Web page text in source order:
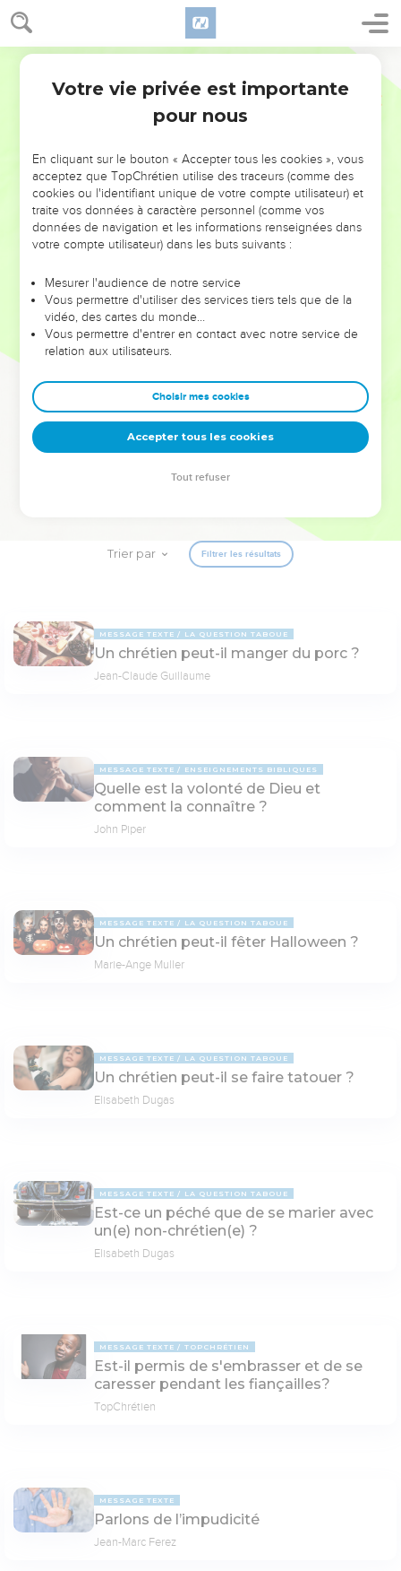
NE MANQUEZ PAS L’ÉVÉNEMENT
DE L’ANNÉE !
ET SI LEURS ERREURS POUVAIENT VOUS ÉVITER LES
VOTRES ?
leur foi ou leur vision. Mais on voit moins les doutes, les erreurs
et les saisons difficiles qu'ils ont traversés, alors même que ce
sont elles qui les ont façonnés.
Dans cette conférence, leaders, entrepreneurs, et responsables
clés pour avancer avec plus de sagesse afin que leurs erreurs
deviennent vos tremplins. Que vous guidiez un ministère, une
équipe, un groupe ou une famille, leur expérience est faite
pour vous.
Trier par Filtrer les résultats
MESSAGE TEXTE LA QUESTION TABOUE
Un chrétien peut-il manger du porc ?
Jean-Claude Guillaume
MESSAGE TEXTE ENSEIGNEMENTS BIBLIQUES
Quelle est la volonté de Dieu et
comment la connaître ?
John Piper
MESSAGE TEXTE LA QUESTION TABOUE
Un chrétien peut-il fêter Halloween ?
Marie-Ange Muller
MESSAGE TEXTE LA QUESTION TABOUE
Un chrétien peut-il se faire tatouer ?
Elisabeth Dugas
MESSAGE TEXTE LA QUESTION TABOUE
Est-ce un péché que de se marier avec
un(e) non-chrétien(e) ?
Elisabeth Dugas
MESSAGE TEXTE TOPCHRÉTIEN
Est-il permis de s'embrasser et de se
caresser pendant les fiançailles?
TopChrétien
MESSAGE TEXTE
Parlons de l’impudicité
Jean-Marc Ferez
Votre vie privée est importante
pour nous
En cliquant sur le bouton « Accepter tous les cookies », vous
acceptez que TopChrétien utilise des traceurs (comme des
cookies ou l'identifiant unique de votre compte utilisateur) et
traite vos données à caractère personnel (comme vos
données de navigation et les informations renseignées dans
votre compte utilisateur) dans les buts suivants :
Mesurer l'audience de notre service
Vous permettre d'utiliser des services tiers tels que de la
vidéo, des cartes du monde…
Vous permettre d'entrer en contact avec notre service de
relation aux utilisateurs.
Choisir mes cookies
Accepter tous les cookies
Tout refuser